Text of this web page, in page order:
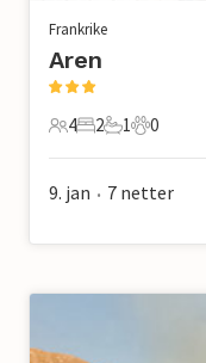
Frankrike
Aren
4 Gjester
4
2 Soverom
2
1 Bad
1
0 Kjæledyr
0
9. jan • 7 netter